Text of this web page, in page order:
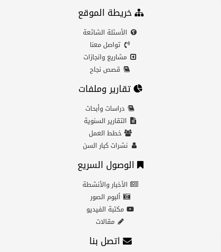
خريطة الموقع
الأسئلة الشائعة
تواصل معنا
مشاريع وانجازات
قصص نجاح
تقارير وملفات
دراسات وأبحاث
التقارير السنوية
خطط العمل
نشرات كبار السن
الوصول السريع
الأخبار والأنشطة
ألبوم الصور
مكتبة الفيديو
مقالات
اتصل بنا